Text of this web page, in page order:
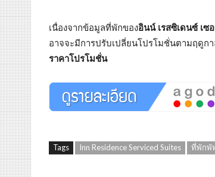
เนื่องจากข้อมูลที่พักของอินน์ เรสซิเดนซ์ เซ
อาจจะมีการปรับเปลี่ยนโปรโมชั่นตามฤดู
ราคาโปรโมชั่น
Tags Inn Residence Serviced Suites ที่พักพั